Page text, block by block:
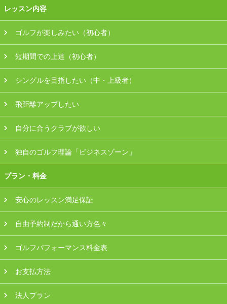
採用情報
レッスン内容
ゴルフが楽しみたい（初心者）
短期間での上達（初心者）
シングルを目指したい（中・上級者）
飛距離アップしたい
自分に合うクラブが欲しい
独自のゴルフ理論「ビジネスゾーン」
プラン・料金
安心のレッスン満足保証
自由予約制だから通い方色々
ゴルフパフォーマンス料金表
お支払方法
法人プラン